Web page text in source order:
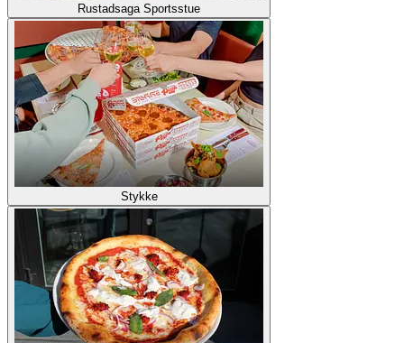
Rustadsaga Sportsstue
Stykke